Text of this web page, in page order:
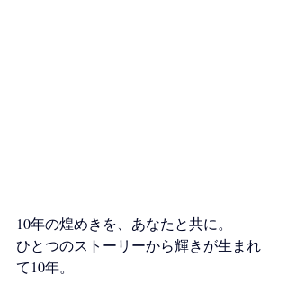
10年の煌めきを、あなたと共に。
ひとつのストーリーから輝きが生まれ
て10年。